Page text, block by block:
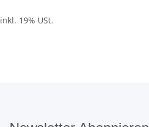
inkl. 19% USt.